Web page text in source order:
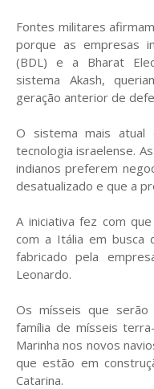
Fontes militares
porque as empresas
(BDL) e a Bharat
sistema Akash,
geração anterior de
O sistema mais
tecnologia israelense.
indianos preferem
desatualizado e que a
A iniciativa fez com
com a Itália em busca
fabricado pela
Leonardo.
Os mísseis que serão
família de mísseis
Marinha nos novos
que estão em
Catarina.